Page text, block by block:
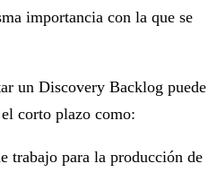
importancia con la que se
un Discovery Backlog puede
corto plazo como:
trabajo para la producción de